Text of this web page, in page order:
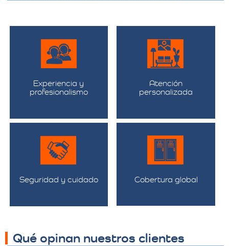
Experiencia y
profesionalismo
Atención
personalizada
Seguridad y cuidado Cobertura global
Qué opinan nuestros clientes